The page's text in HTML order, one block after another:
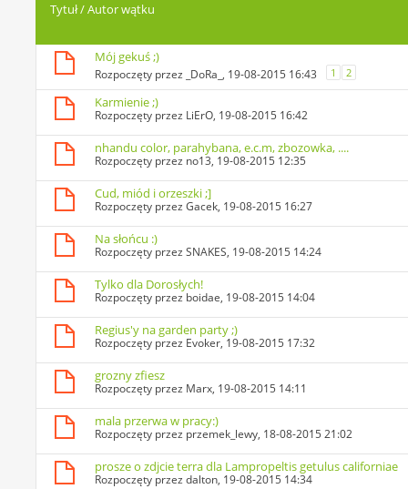
Tytuł/Autor wątku
Mój gekuś ;)
Rozpoczęty przez _DoRa_ , 19-08-2015 16:43 1 2
Karmienie ;)
Rozpoczęty przez LiErO, 19-08-2015 16:42
nhandu color, parahybana, e.c.m, zbozowka, ....
Rozpoczęty przez no13, 19-08-2015 12:35
Cud, miód i orzeszki ;]
Rozpoczęty przezGacek, 19-08-2015 16:27
Na słońcu :)
Rozpoczęty przezSNAKES, 19-08-2015 14:24
Tylko dla Dorosłych!
Rozpoczęty przez boidae, 19-08-2015 14:04
Regius'y na garden party ;)
Rozpoczęty przez Evoker, 19-08-2015 17:32
grozny zfiesz
Rozpoczęty przez Marx, 19-08-2015 14:11
mala przerwa w pracy:)
Rozpoczęty przez przemek_lewy, 18-08-2015 21:02
prosze o zdjcie terra dla Lampropeltis getulus californiae
Rozpoczęty przezdalton, 19-08-2015 14:34